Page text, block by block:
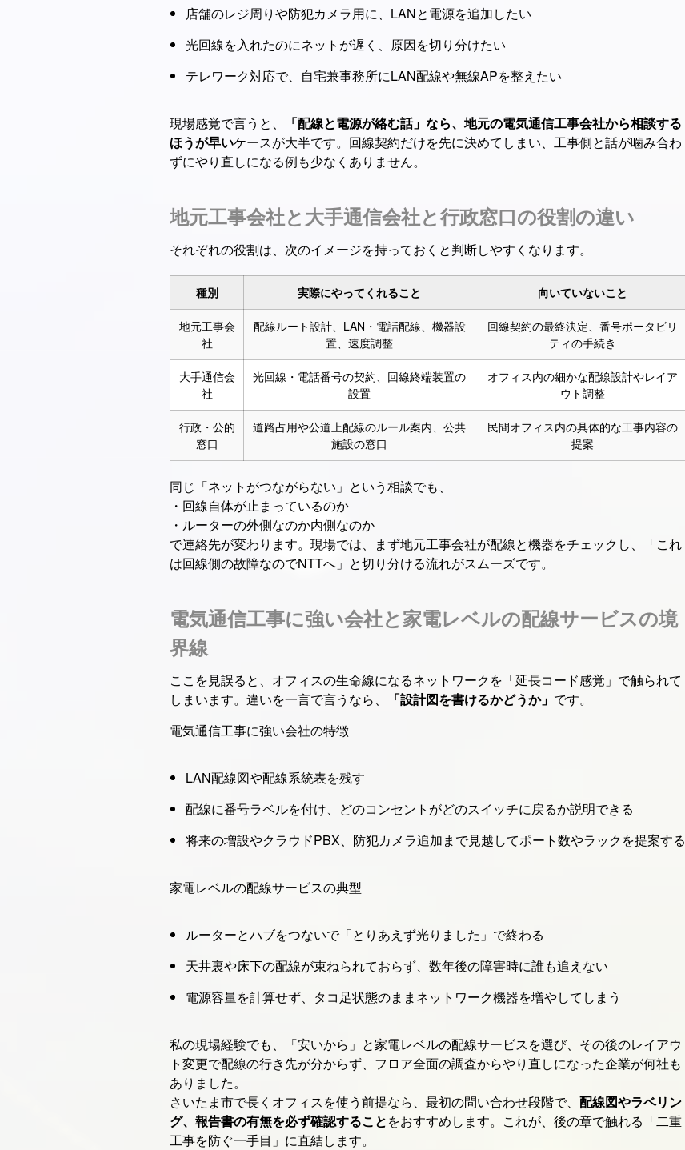
店舗のレジ周りや防犯カメラ用に、LANと電源を追加したい
光回線を入れたのにネットが遅く、原因を切り分けたい
テレワーク対応で、自宅兼事務所にLAN配線や無線APを整えたい
現場感覚で言うと、
「配線と電源が絡む話」なら、地元の電気通信工事会社から相談する
ほうが早いケースが大半です。回線契約だけを先に決めてしまい、工事側と話が噛み合わ
ずにやり直しになる例も少なくありません。
地元工事会社と大手通信会社と行政窓口の役割の違い
それぞれの役割は、次のイメージを持っておくと判断しやすくなります。
種別 実際にやってくれること 向いていないこと
地元工事会
社
配線ルート設計、LAN・電話配線、機器設
置、速度調整
回線契約の最終決定、番号ポータビリ
ティの手続き
大手通信会
社
光回線・電話番号の契約、回線終端装置の
設置
オフィス内の細かな配線設計やレイア
ウト調整
行政・公的
窓口
道路占用や公道上配線のルール案内、公共
施設の窓口
民間オフィス内の具体的な工事内容の
提案
同じ「ネットがつながらない」という相談でも、
・回線自体が止まっているのか
・ルーターの外側なのか内側なのか
で連絡先が変わります。現場では、まず地元工事会社が配線と機器をチェックし、「これ
は回線側の故障なのでNTTへ」と切り分ける流れがスムーズです。
電気通信工事に強い会社と家電レベルの配線サービスの境
界線
ここを見誤ると、オフィスの生命線になるネットワークを「延長コード感覚」で触られて
しまいます。違いを一言で言うなら、
「設計図を書けるかどうか」 です。
電気通信工事に強い会社の特徴
LAN配線図や配線系統表を残す
配線に番号ラベルを付け、どのコンセントがどのスイッチに戻るか説明できる
将来の増設やクラウドPBX、防犯カメラ追加まで見越してポート数やラックを提案する
家電レベルの配線サービスの典型
ルーターとハブをつないで「とりあえず光りました」で終わる
天井裏や床下の配線が束ねられておらず、数年後の障害時に誰も追えない
電源容量を計算せず、タコ足状態のままネットワーク機器を増やしてしまう
私の現場経験でも、「安いから」と家電レベルの配線サービスを選び、その後のレイアウ
ト変更で配線の行き先が分からず、フロア全面の調査からやり直しになった企業が何社も
ありました。
さいたま市で長くオフィスを使う前提なら、最初の問い合わせ段階で、 配線図やラベリン
グ、報告書の有無を必ず確認することをおすすめします。これが、後の章で触れる「二重
工事を防ぐ一手目」に直結します。